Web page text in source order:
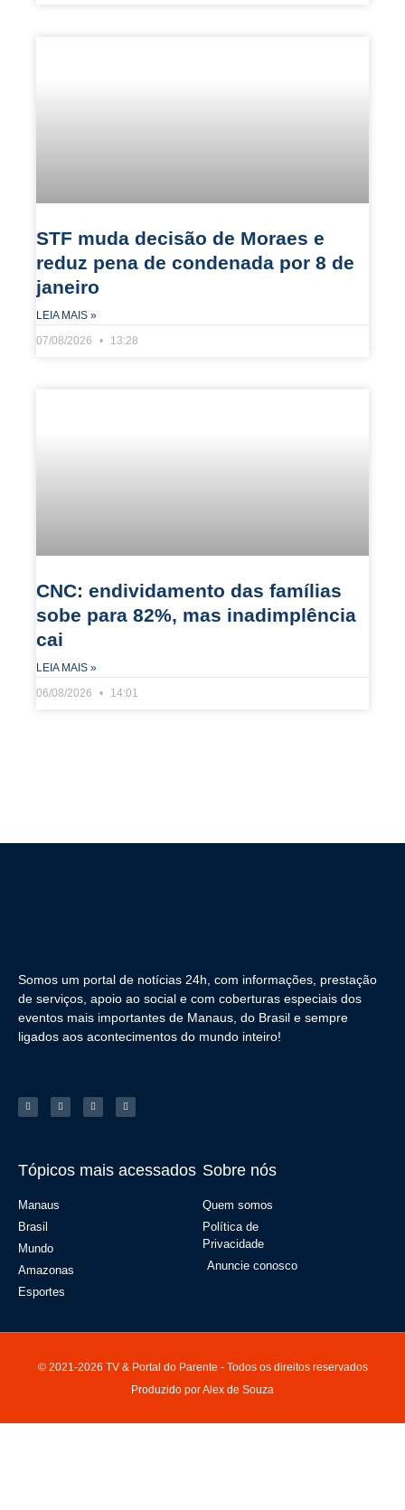
STF muda decisão de Moraes e
reduz pena de condenada por 8 de
janeiro
LEIA MAIS »
07/08/2026
13:28
CNC: endividamento das famílias
sobe para 82%, mas inadimplência
cai
LEIA MAIS »
06/08/2026
14:01
Somos um portal de notícias 24h, com informações, prestação
de serviços, apoio ao social e com coberturas especiais dos
eventos mais importantes de Manaus, do Brasil e sempre
ligados aos acontecimentos do mundo inteiro!
Tópicos mais acessados
Manaus
Brasil
Mundo
Amazonas
Esportes
Sobre nós
Quem somos
Política de
Privacidade
Anuncie conosco
© 2021-2026 TV & Portal do Parente - Todos os direitos reservados
Produzido por Alex de Souza